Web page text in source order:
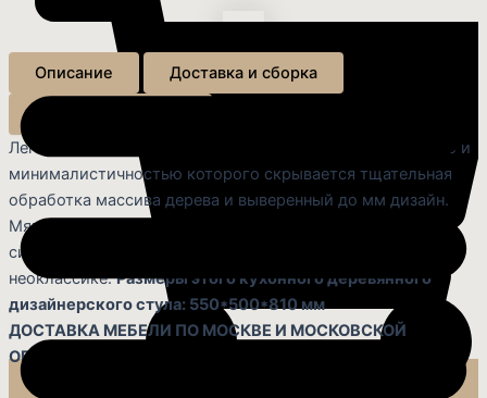
Описание Доставка и сборка
Легкий и элегантный стул, за кажущейся лаконичностью и
минималистичностью которого скрывается тщательная
обработка массива дерева и выверенный до мм дизайн.
Мягкие изгибы и утонченные линии создают изящный
силуэт, вдохновленный современным с отсылкой к
неоклассике.Размеры этого кухонного деревянного
дизайнерского стула: 550*500*810 мм
ДОСТАВКА МЕБЕЛИ ПО МОСКВЕ И МОСКОВСКОЙ
ОБЛАСТИ ПЛАТНАЯ